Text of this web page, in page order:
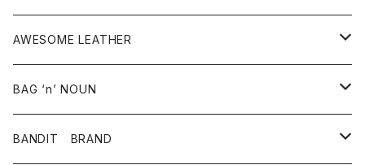
アクセサリー
その他雑貨
シャツ
ボトム
スカート
パンツ
グッズ
靴
バッグ
靴
シャツ
AWESOME LEATHER
アウター
革ジャケット
BAG ‘n’ NOUN
アクセサリー
BANDIT BRAND